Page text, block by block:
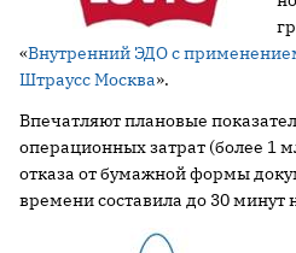
«Внутренний ЭДО с
Штраусс Москва».
Впечатляют плановые
операционных затрат (более 1
отказа от бумажной формы
времени составила до 30 минут